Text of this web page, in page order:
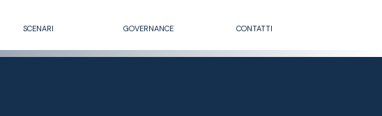
SCENARI GOVERNANCE CONTATTI